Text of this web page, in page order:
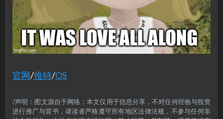
官网/推特/OS
/声明：图文源自于网络；本文仅用于信息分享，不对任何经验与投资
进行推广与背书，请读者严格遵守所有地区法律法规，不参与任何非